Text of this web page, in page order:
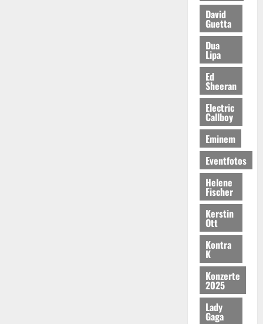
David
Guetta
Dua
Lipa
Ed
Sheeran
Electric
Callboy
Eminem
Eventfotos
Helene
Fischer
Kerstin
Ott
Kontra
K
Konzerte
2025
Lady
Gaga